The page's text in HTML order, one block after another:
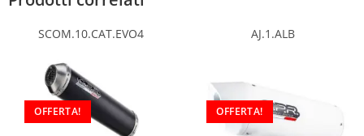
SCOM.10.CAT.EVO4
OFFERTA!
AJ.1.ALB
OFFERTA!